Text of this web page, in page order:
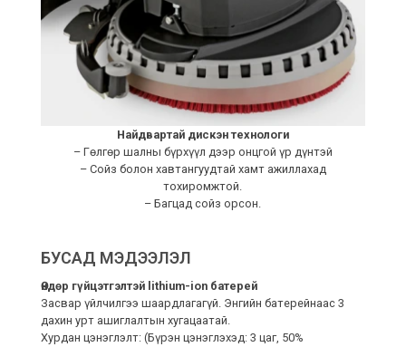
Найдвартай дискэн технологи
– Гөлгөр шалны бүрхүүл дээр онцгой үр дүнтэй
– Сойз болон хавтангуудтай хамт ажиллахад
тохиромжтой.
– Багцад сойз орсон.
БУСАД МЭДЭЭЛЭЛ
Өндөр гүйцэтгэлтэй lithium-ion батерей
Засвар үйлчилгээ шаардлагагүй. Энгийн батерейнаас 3
дахин урт ашиглалтын хугацаатай.
Хурдан цэнэглэлт: (Бүрэн цэнэглэхэд: 3 цаг, 50%